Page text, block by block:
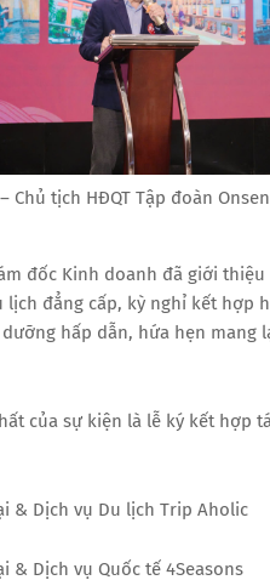
Chủ tịch HĐQT Tập đoàn
đốc Kinh doanh đã giới
đẳng cấp, kỳ nghỉ kết hợp
hấp dẫn, hứa hẹn mang
của sự kiện là lễ ký kết hợp
& Dịch vụ Du lịch Trip Aholic
& Dịch vụ Quốc tế 4Seasons